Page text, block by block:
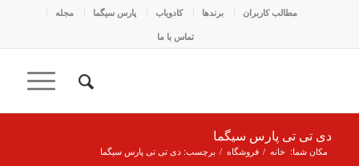
مطالب کاربران برندها کادو‌یاب پارس سیگما
مجله
تماس با ما
دی تی تی پارس سیگما
مکان شما: خانه / فروشگاه / برچسب: دی تی تی پارس سیگما